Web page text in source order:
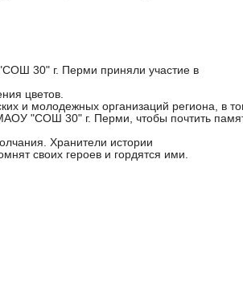
30" г. Перми приняли участие в
цветов.
и молодежных организаций региона, в
"СОШ 30" г. Перми, чтобы почтить
Хранители истории
своих героев и гордятся ими.